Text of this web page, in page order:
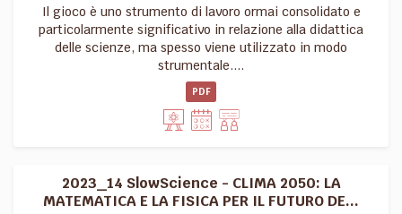
Il gioco è uno strumento di lavoro ormai consolidato e
particolarmente significativo in relazione alla didattica
delle scienze, ma spesso viene utilizzato in modo
strumentale....
PDF
2023_14 SlowScience - CLIMA 2050: LA
MATEMATICA E LA FISICA PER IL FUTURO DE...